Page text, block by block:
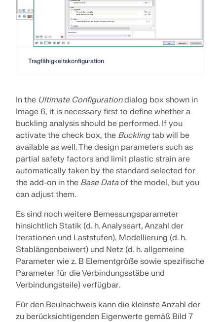
Tragfähigkeitskonfiguration
In the Ultimate Configurationdialog box shown in
Image 6, it is necessary first to define whether a
buckling analysis should be performed. If you
activate the check box, the Bucklingtab will be
available as well. The design parameters such as
partial safety factors and limit plastic strain are
automatically taken by the standard selected for
the add-on in the Base Dataof the model, but you
can adjust them.
Es sind noch weitere Bemessungsparameter
hinsichtlich Statik (d. h. Analyseart, Anzahl der
Iterationen und Laststufen), Modellierung (d. h.
Stablängenbeiwert) und Netz (d. h. allgemeine
Parameter wie z. B Elementgröße sowie spezifische
Parameter für die Verbindungsstäbe und
Verbindungsteile) verfügbar.
Für den Beulnachweis kann die kleinste Anzahl der
zu berücksichtigenden Eigenwerte gemäß Bild 7